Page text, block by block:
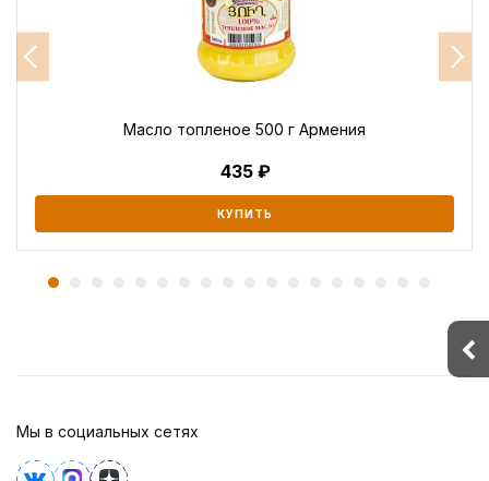
Масло топленое 500 г Армения
435
КУПИТЬ
Мы в социальных сетях